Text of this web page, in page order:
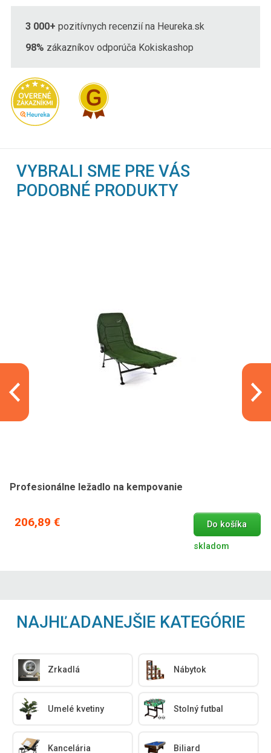
3 000+ pozitívnych recenzií na Heureka.sk
98% zákazníkov odporúča Kokiskashop
VYBRALI SME PRE VÁS
PODOBNÉ PRODUKTY
Profesionálne ležadlo na kempovanie
206,89 € Do košíka
skladom
NAJHĽADANEJŠIE KATEGÓRIE
Zrkadlá Nábytok
Umelé kvetiny Stolný futbal
Kancelária Biliard